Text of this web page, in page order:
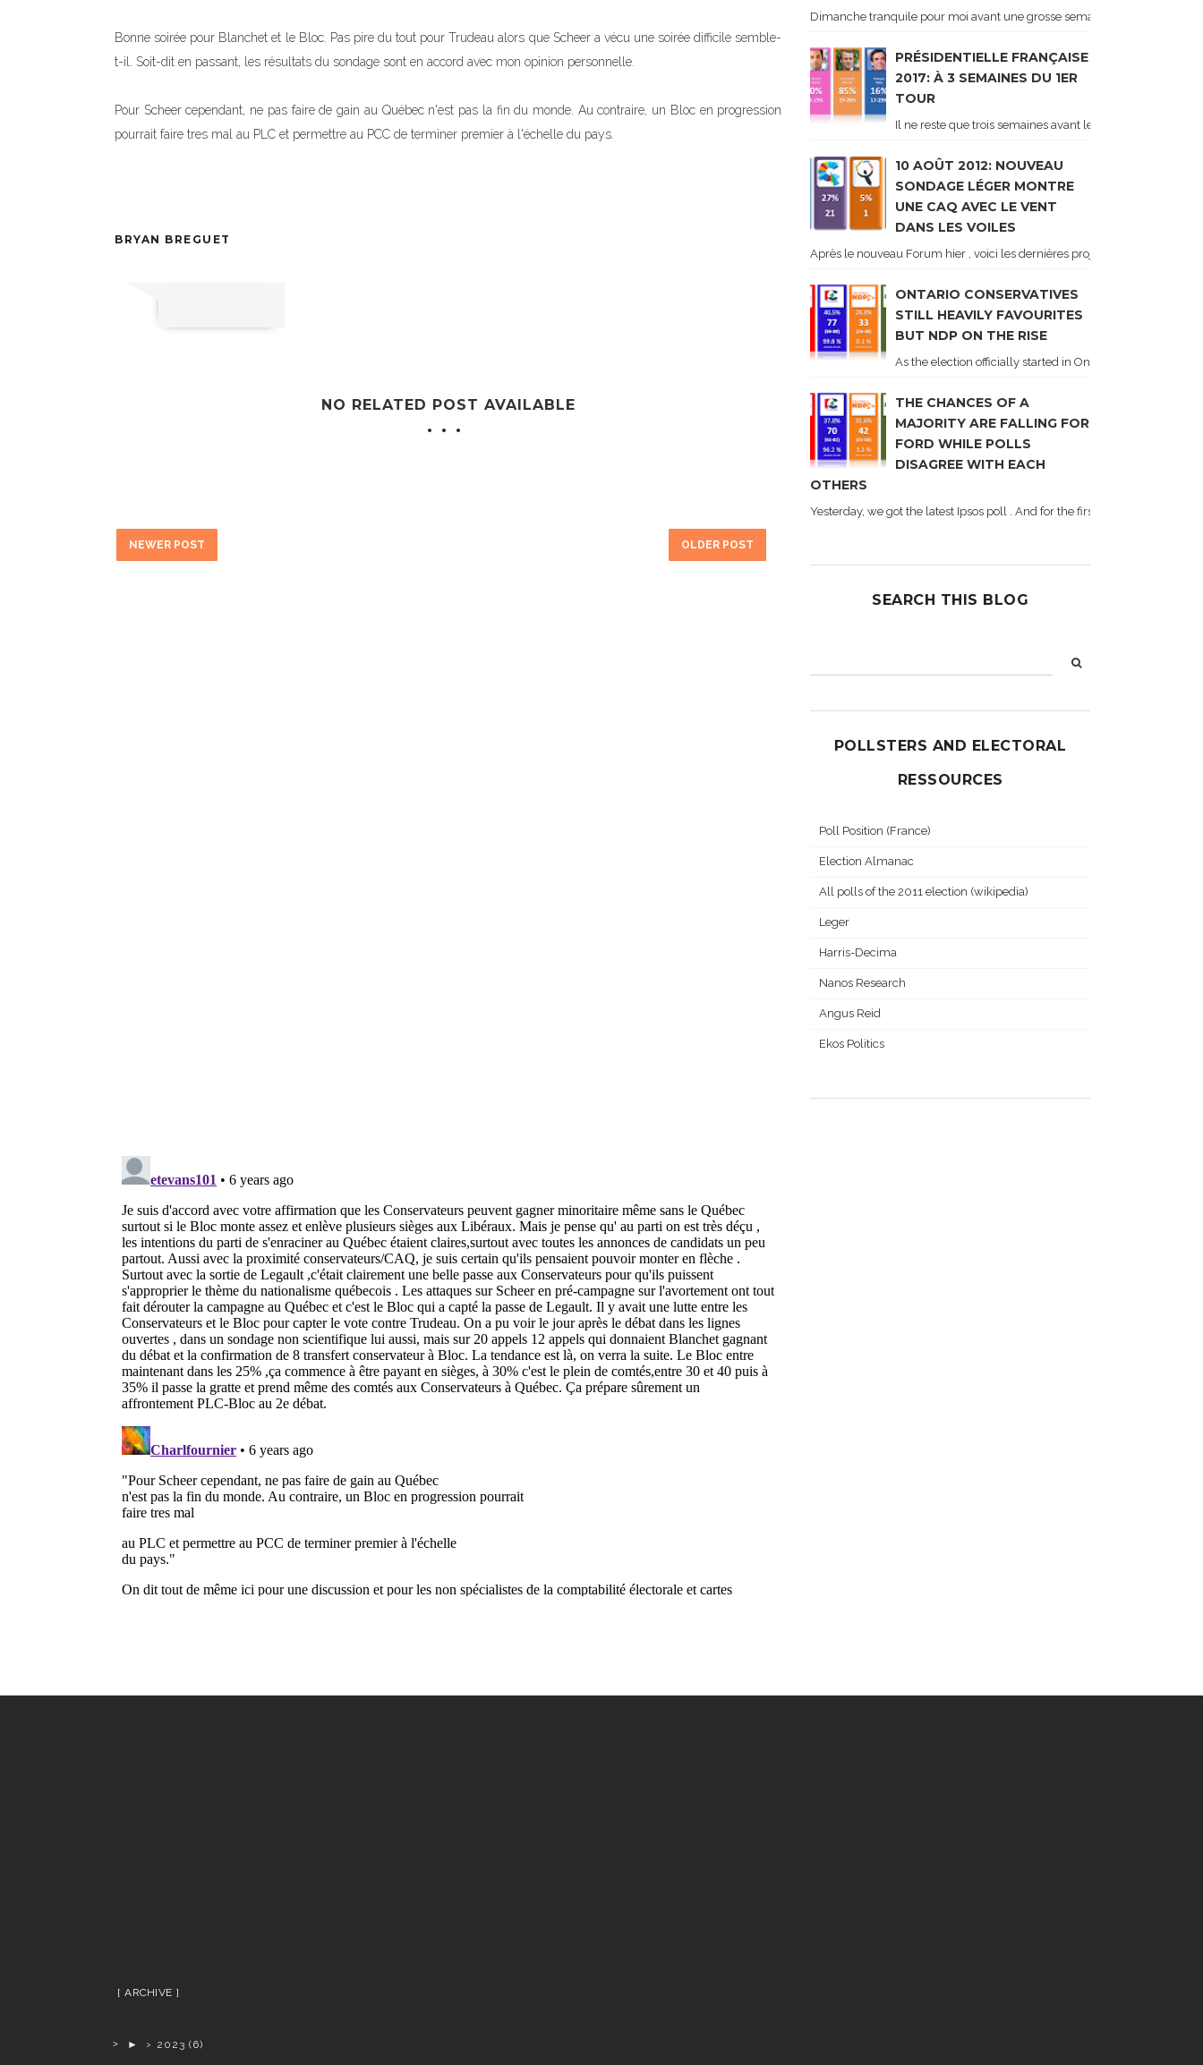
Bonne soirée pour Blanchet et le Bloc. Pas pire du tout pour Trudeau alors que Scheer a vécu une soirée difficile semble-
t-il. Soit-dit en passant, les résultats du sondage sont en accord avec mon opinion personnelle.
Pour Scheer cependant, ne pas faire de gain au Québec n'est pas la fin du monde. Au contraire, un Bloc en progression
pourrait faire tres mal au PLC et permettre au PCC de terminer premier à l'échelle du pays.
BRYAN BREGUET
NO RELATED POST AVAILABLE
NEWER POST OLDER POST
Dimanche tranquile pour moi avant une grosse semaine. Voici sur le
PRÉSIDENTIELLE FRANÇAISE
2017: À 3 SEMAINES DU 1ER
TOUR
Il ne reste que trois semaines avant le 1er tour de
10 AOÛT 2012: NOUVEAU
SONDAGE LÉGER MONTRE
UNE CAQ AVEC LE VENT
DANS LES VOILES
Après le nouveau Forum hier , voici les dernières projections basées sur
ONTARIO CONSERVATIVES
STILL HEAVILY FAVOURITES
BUT NDP ON THE RISE
As the election officially started in Ontario, some
THE CHANCES OF A
MAJORITY ARE FALLING FOR
FORD WHILE POLLS
DISAGREE WITH EACH
OTHERS
Yesterday, we got the latest Ipsos poll . And for the first time during this
SEARCH THIS BLOG
POLLSTERS AND ELECTORAL
RESSOURCES
Poll Position (France)
Election Almanac
All polls of the 2011 election (wikipedia)
Leger
Harris-Decima
Nanos Research
Angus Reid
Ekos Politics
ARCHIVE
► 2023 (6)